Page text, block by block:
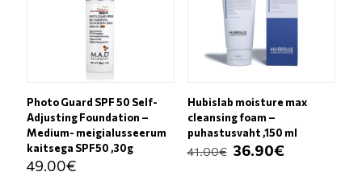
Photo Guard SPF 50 Self-
Adjusting Foundation –
Medium- meigialusseerum
kaitsega SPF50 ,30g
49.00€
Hubislab moisture max
cleansing foam –
puhastusvaht ,150 ml
41.00€ Algne
36.90€Current